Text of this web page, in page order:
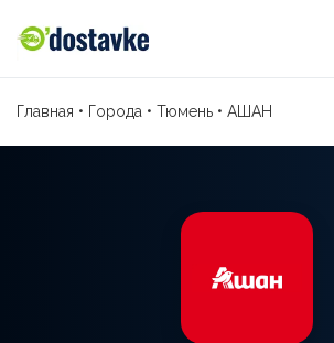
Главная • Города • Тюмень • АШАН